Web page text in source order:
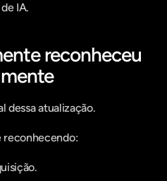
IA.
reconheceu
dessa atualização.
reconhecendo: